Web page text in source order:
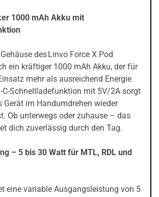
1000 mAh Akku mit
des Linvo Force X Pod
ein kräftiger 1000 mAh Akku, der für
mehr als ausreichend Energie
C-Schnellladefunktion mit 5V/2A sorgt
Gerät im Handumdrehen wieder
Ob unterwegs oder zuhause – das
dich zuverlässig durch den Tag.
– 5 bis 30 Watt für MTL, RDL und
eine variable Ausgangsleistung von 5